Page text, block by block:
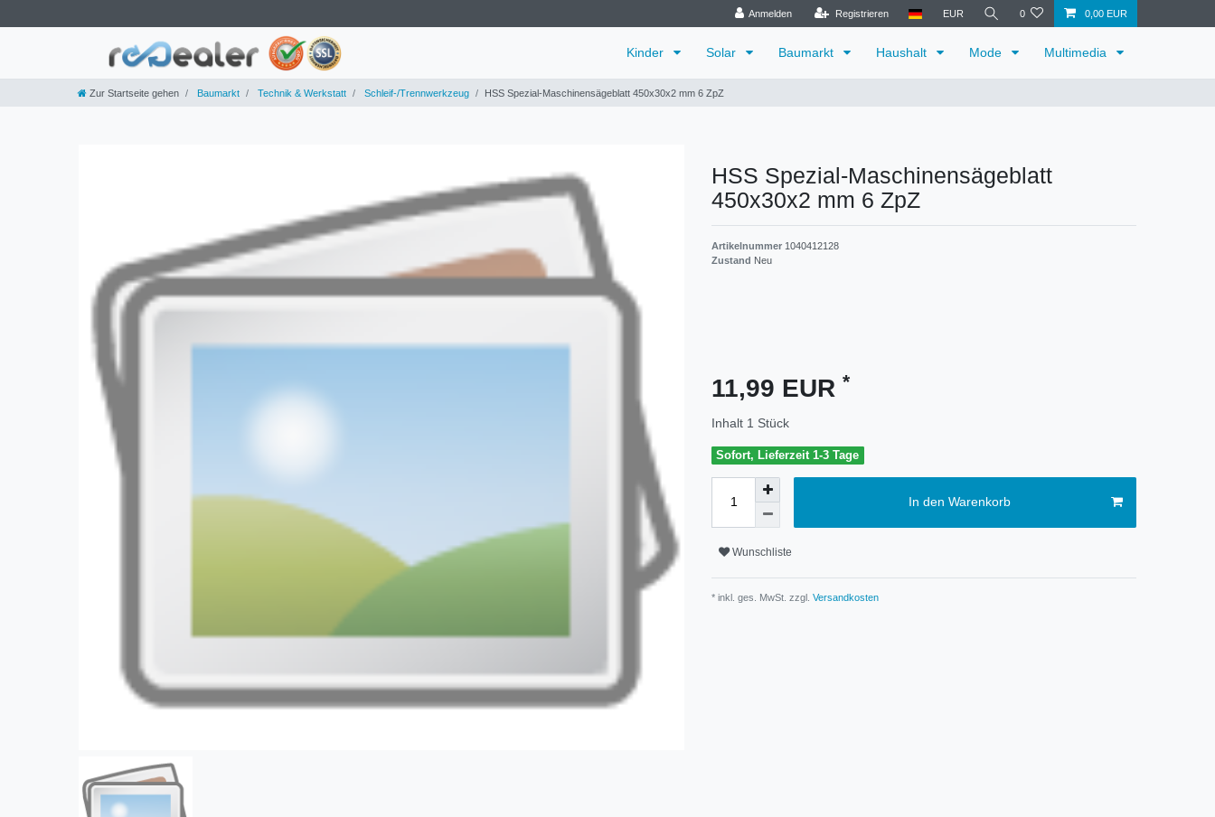
Anmelden Registrieren EUR 0 0,00 EUR
Kinder Solar Baumarkt Haushalt Mode Multimedia
Zur Startseite gehen Baumarkt Technik & Werkstatt Schleif-/Trennwerkzeug HSS Spezial-Maschinensägeblatt 450x30x2 mm 6 ZpZ
HSS Spezial-Maschinensägeblatt
450x30x2 mm 6 ZpZ
Artikelnummer 1040412128
Zustand Neu
11,99 EUR *
Inhalt 1 Stück
Sofort, Lieferzeit 1-3 Tage
In den Warenkorb
Wunschliste
* inkl. ges. MwSt. zzgl. Versandkosten